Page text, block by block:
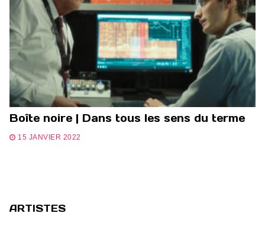
Boîte noire | Dans tous les sens du terme
15 JANVIER 2022
ARTISTES